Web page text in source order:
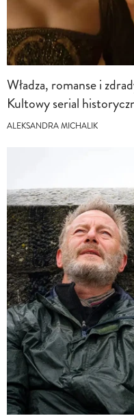
Władza, romanse i
Kultowy serial
ALEKSANDRA MICHALIK